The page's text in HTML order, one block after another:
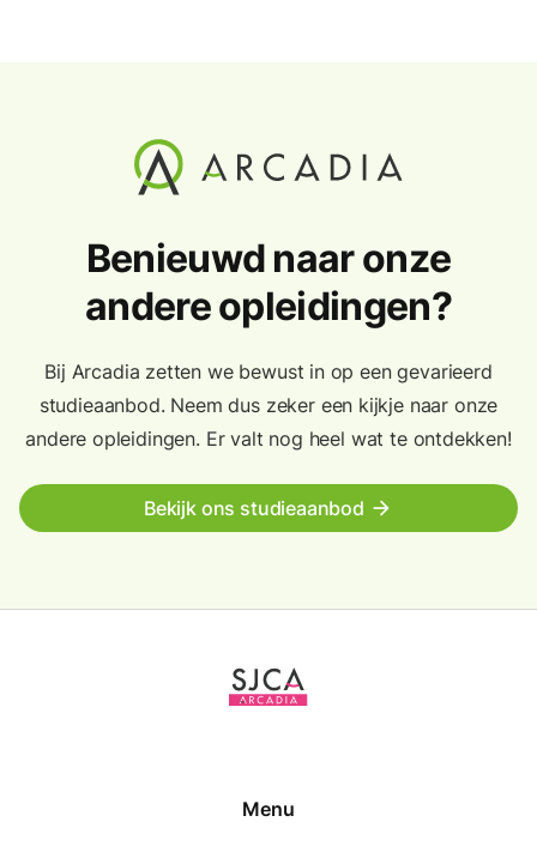
Benieuwd naar onze
andere opleidingen?
Bij Arcadia zetten we bewust in op een gevarieerd
studieaanbod. Neem dus zeker een kijkje naar onze
andere opleidingen. Er valt nog heel wat te ontdekken!
Bekijk ons studieaanbod arrow_forward
Menu